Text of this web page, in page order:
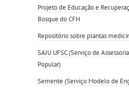
Projeto de Educação e
Bosque do CFH
Repositório sobre plantas
SAJU UFSC (Serviço de
Popular)
Semente (Serviço Modelo de